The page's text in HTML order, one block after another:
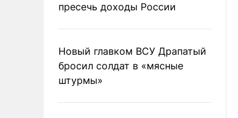
пресечь доходы России
Новый главком ВСУ Драпатый
бросил солдат в «мясные
штурмы»